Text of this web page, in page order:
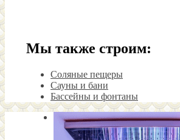
Мы также строим:
Соляные пещеры
Сауны и бани
Бассейны и фонтаны